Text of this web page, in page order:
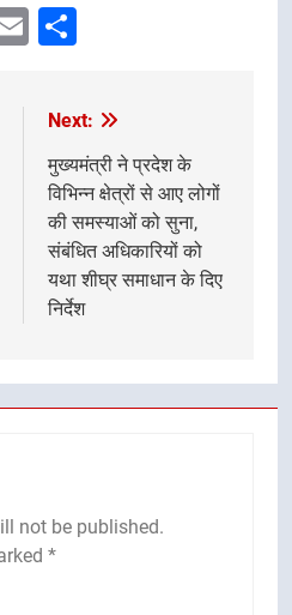
Email
Next:
मुख्यमंत्री ने प्रदेश के
विभिन्न क्षेत्रों से आए लोगों
की समस्याओं को सुना,
संबंधित अधिकारियों को
यथा शीघ्र समाधान के दिए
निर्देश
not be published.
*